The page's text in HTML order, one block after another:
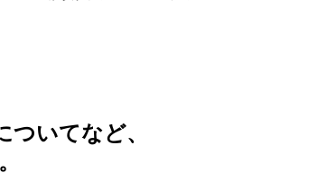
ついてなど、